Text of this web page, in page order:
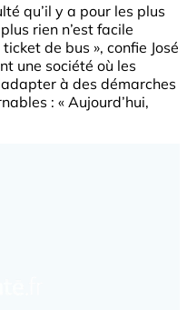
qu’il y a pour les plus
rien n’est facile
de bus », confie José
une société où les
à des démarches
: « Aujourd’hui,